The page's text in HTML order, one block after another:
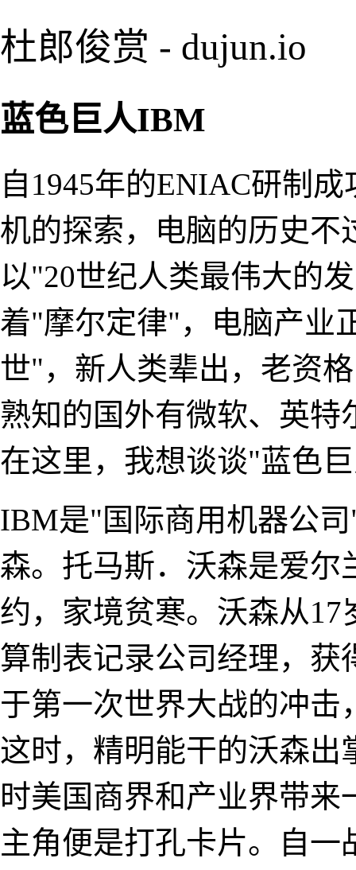
杜郎俊赏 - dujun.io
蓝色巨人IBM
自1945年的ENIAC研制
机的探索，电脑的历史不
以"20世纪人类最伟大的
着"摩尔定律"，电脑产业
世"，新人类辈出，老资
熟知的国外有微软、英
在这里，我想谈谈"蓝色
IBM是"国际商用机器公
森。托马斯．沃森是爱尔
约，家境贫寒。沃森从17
算制表记录公司经理，获
于第一次世界大战的冲
这时，精明能干的沃森
时美国商界和产业界带
主角便是打孔卡片。自